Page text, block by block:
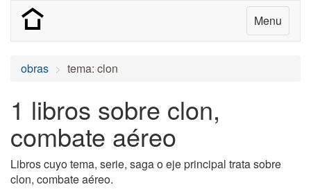
Menu
obras tema: clon
1 libros sobre clon,
combate aéreo
Libros cuyo tema, serie, saga o eje principal trata sobre
clon, combate aéreo.